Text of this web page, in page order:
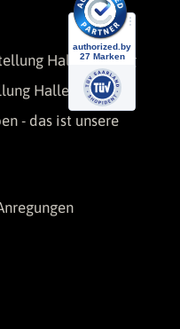
Halle/Leipzig
Halle/Leipzig
- das ist unsere